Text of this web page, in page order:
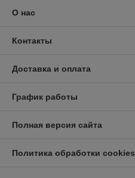
О нас
Контакты
Доставка и оплата
График работы
Полная версия сайта
Политика обработки cookies